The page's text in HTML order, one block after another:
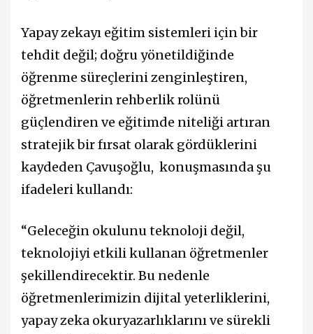
Yapay zekayı eğitim sistemleri için bir
tehdit değil; doğru yönetildiğinde
öğrenme süreçlerini zenginleştiren,
öğretmenlerin rehberlik rolünü
güçlendiren ve eğitimde niteliği artıran
stratejik bir fırsat olarak gördüklerini
kaydeden Çavuşoğlu, konuşmasında şu
ifadeleri kullandı:
“Geleceğin okulunu teknoloji değil,
teknolojiyi etkili kullanan öğretmenler
şekillendirecektir. Bu nedenle
öğretmenlerimizin dijital yeterliklerini,
yapay zeka okuryazarlıklarını ve sürekli